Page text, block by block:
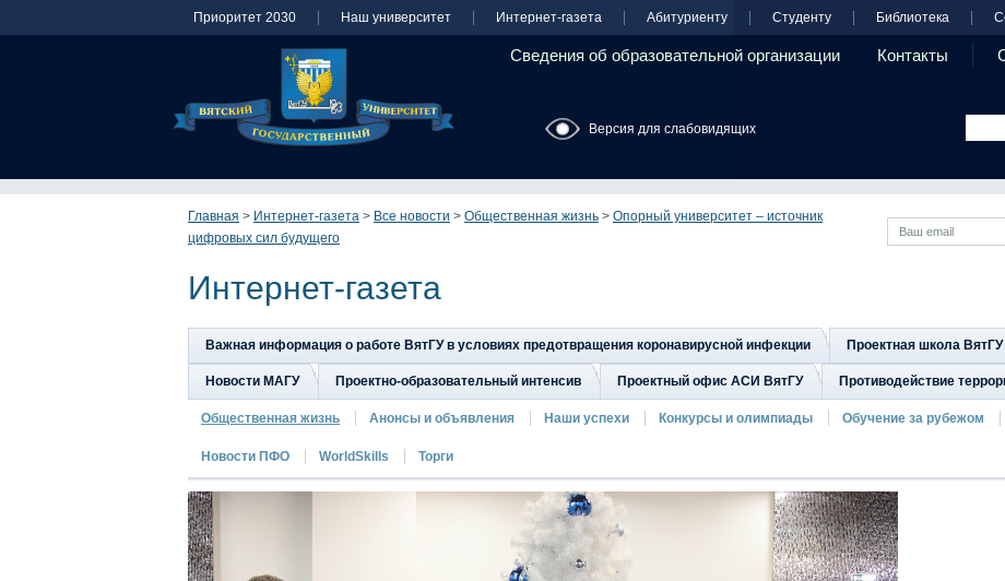
Приоритет 2030 Наш университет Интернет-газета Абитуриенту Студенту Библиотека
Сведения об образовательной организации Контакты
Версия для слабовидящих
Главная > Интернет-газета > Все новости > Общественная жизнь > Опорный университет – источник
цифровых сил будущего
Интернет-газета
Важная информация о работе ВятГУ в условиях предотвращения коронавирусной инфекции Проектная школа ВятГУ
Новости МАГУ Проектно-образовательный интенсив Проектный офис АСИ ВятГУ Противодействие
Общественная жизнь Анонсы и объявления Наши успехи Конкурсы и олимпиады Обучение за рубежом
Новости ПФО WorldSkills Торги